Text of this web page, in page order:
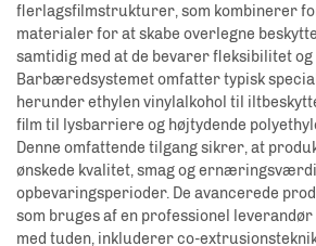
flerlagsfilmstrukturer, som kombinerer
materialer for at skabe overlegne
samtidig med at de bevarer fleksibilitet
Barbæredsystemet omfatter typisk
herunder ethylen vinylalkohol til
film til lysbarriere og højtydende
Denne omfattende tilgang sikrer, at
ønskede kvalitet, smag og
opbevaringsperioder. De avancerede
som bruges af en professionel
med tuden, inkluderer co-